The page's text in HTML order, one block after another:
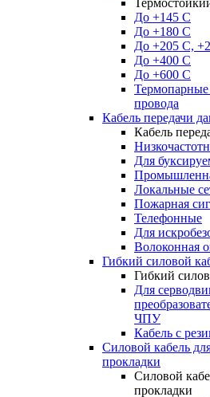
До +145 С
До +180 C
До +205 С,
До +400 C
До +600 С
провода
Кабель передачи
Кабель
Для
Локальные
Пожарная
Телефонные
Для
Волоконная
Гибкий силовой
Гибкий
Для
ЧПУ
Кабель с
Силовой кабель
прокладки
Силовой
прокладки